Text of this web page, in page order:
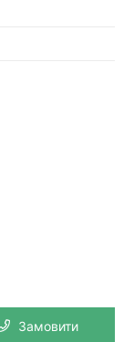
Замовити